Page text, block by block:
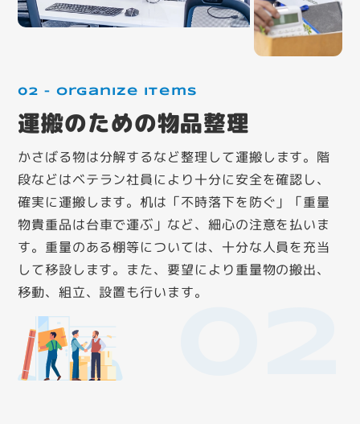
02 – Organize items
運搬のための物品整理
かさばる物は分解するなど整理して運搬します。階
段などはベテラン社員により十分に安全を確認し、
確実に運搬します。机は「不時落下を防ぐ」「重量
物貴重品は台車で運ぶ」など、細心の注意を払いま
す。重量のある棚等については、十分な人員を充当
して移設します。また、要望により重量物の搬出、
移動、組立、設置も行います。